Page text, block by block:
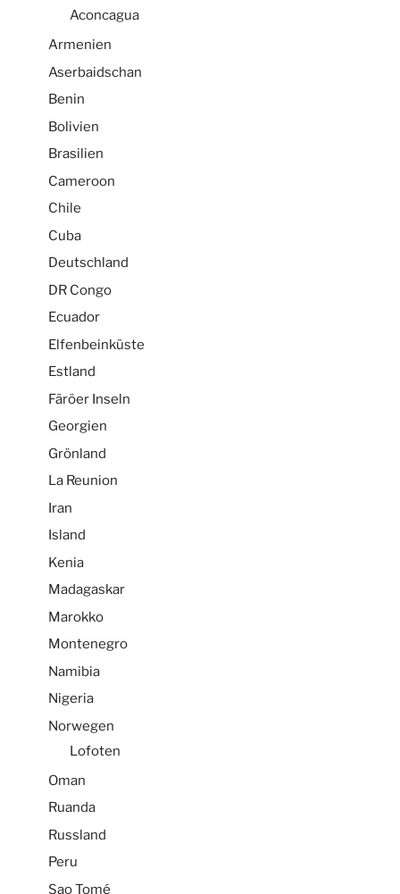
Aconcagua
Armenien
Aserbaidschan
Benin
Bolivien
Brasilien
Cameroon
Chile
Cuba
Deutschland
DR Congo
Ecuador
Elfenbeinküste
Estland
Färöer Inseln
Georgien
Grönland
La Reunion
Iran
Island
Kenia
Madagaskar
Marokko
Montenegro
Namibia
Nigeria
Norwegen
Lofoten
Oman
Ruanda
Russland
Peru
Sao Tomé